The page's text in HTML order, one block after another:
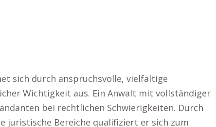
sich durch anspruchsvolle, vielfältige
Wichtigkeit aus. Ein Anwalt mit vollständiger
bei rechtlichen Schwierigkeiten. Durch
juristische Bereiche qualifiziert er sich zum